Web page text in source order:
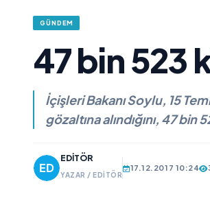
GÜNDEM
47 bin 523
İçişleri Bakanı Soylu, 15
gözaltına alındığını, 47 bin
EDITÖR
YAZAR / EDITÖR
17.12.2017 10:24